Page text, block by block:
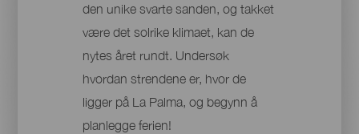
den unike svarte sanden, og takket
være det solrike klimaet, kan de
nytes året rundt. Undersøk
hvordan strendene er, hvor de
ligger på La Palma, og begynn å
planlegge ferien!